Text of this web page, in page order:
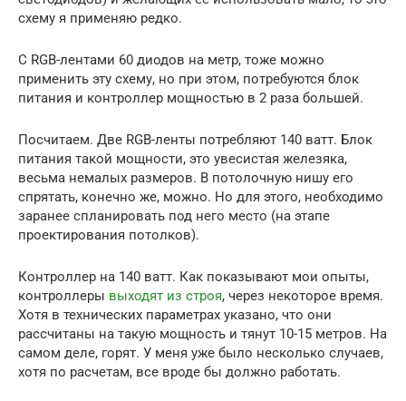
схему я применяю редко.
С RGB-лентами 60 диодов на метр, тоже можно
применить эту схему, но при этом, потребуются блок
питания и контроллер мощностью в 2 раза большей.
Посчитаем. Две RGB-ленты потребляют 140 ватт. Блок
питания такой мощности, это увесистая железяка,
весьма немалых размеров. В потолочную нишу его
спрятать, конечно же, можно. Но для этого, необходимо
заранее спланировать под него место (на этапе
проектирования потолков).
Контроллер на 140 ватт. Как показывают мои опыты,
контроллеры выходят из строя, через некоторое время.
Хотя в технических параметрах указано, что они
рассчитаны на такую мощность и тянут 10-15 метров. На
самом деле, горят. У меня уже было несколько случаев,
хотя по расчетам, все вроде бы должно работать.